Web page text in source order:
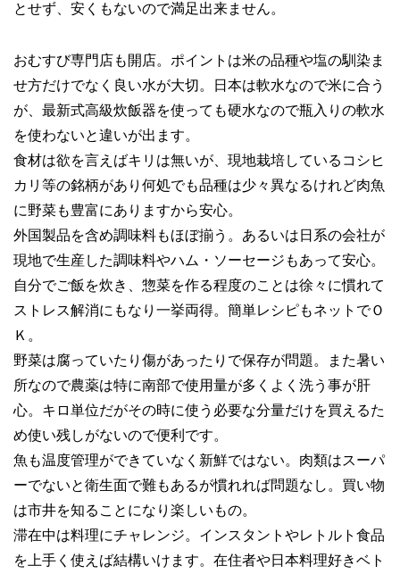
とせず、安くもないので満足出来ません。
おむすび専門店も開店。ポイントは米の品種や塩の馴染ま
せ方だけでなく良い水が大切。日本は軟水なので米に合う
が、最新式高級炊飯器を使っても硬水なので瓶入りの軟水
を使わないと違いが出ます。
食材は欲を言えばキリは無いが、現地栽培しているコシヒ
カリ等の銘柄があり何処でも品種は少々異なるけれど肉魚
に野菜も豊富にありますから安心。
外国製品を含め調味料もほぼ揃う。あるいは日系の会社が
現地で生産した調味料やハム・ソーセージもあって安心。
自分でご飯を炊き、惣菜を作る程度のことは徐々に慣れて
ストレス解消にもなり一挙両得。簡単レシピもネットでＯ
Ｋ。
野菜は腐っていたり傷があったりで保存が問題。また暑い
所なので農薬は特に南部で使用量が多くよく洗う事が肝
心。キロ単位だがその時に使う必要な分量だけを買えるた
め使い残しがないので便利です。
魚も温度管理ができていなく新鮮ではない。肉類はスーパ
ーでないと衛生面で難もあるが慣れれば問題なし。買い物
は市井を知ることになり楽しいもの。
滞在中は料理にチャレンジ。インスタントやレトルト食品
を上手く使えば結構いけます。在住者や日本料理好きベト